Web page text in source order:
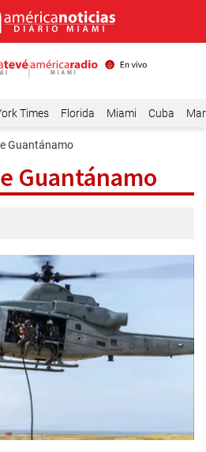
Times Florida Miami Cuba
Guantánamo
Guantánamo